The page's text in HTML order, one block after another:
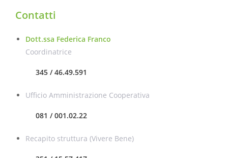
Contatti
Dott.ssa Federica Franco
Coordinatrice
345 / 46.49.591
Ufficio Amministrazione Cooperativa
081 / 001.02.22
Recapito struttura (Vivere Bene)